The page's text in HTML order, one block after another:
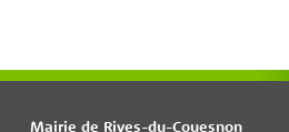
Mairie de Rives-du-Couesnon